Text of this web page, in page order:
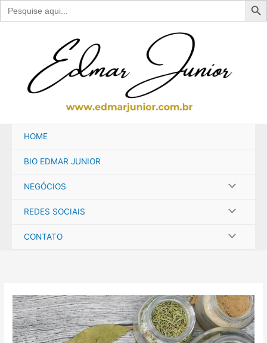
Search
for:
HOME
BIO EDMAR JUNIOR
NEGÓCIOS
REDES SOCIAIS
CONTATO